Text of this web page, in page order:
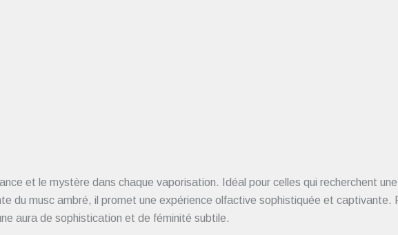
et le mystère dans chaque vaporisation. Idéal pour celles qui recherchent
du musc ambré, il promet une expérience olfactive sophistiquée et
aura de sophistication et de féminité subtile.